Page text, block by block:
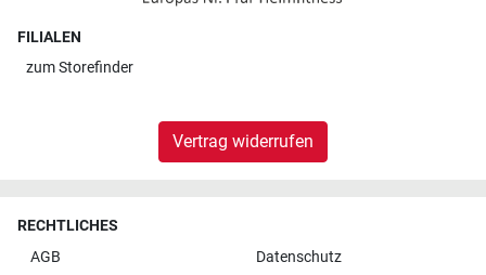
FILIALEN
zumStorefinder
Vertrag widerrufen
RECHTLICHES
AGB
Datenschutz